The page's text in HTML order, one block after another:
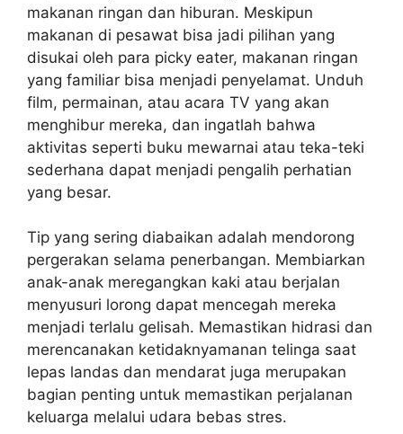
makanan ringan dan hiburan. Meskipun
makanan di pesawat bisa jadi pilihan yang
disukai oleh para picky eater, makanan ringan
yang familiar bisa menjadi penyelamat. Unduh
film, permainan, atau acara TV yang akan
menghibur mereka, dan ingatlah bahwa
aktivitas seperti buku mewarnai atau teka-teki
sederhana dapat menjadi pengalih perhatian
yang besar.
Tip yang sering diabaikan adalah mendorong
pergerakan selama penerbangan. Membiarkan
anak-anak meregangkan kaki atau berjalan
menyusuri lorong dapat mencegah mereka
menjadi terlalu gelisah. Memastikan hidrasi dan
merencanakan ketidaknyamanan telinga saat
lepas landas dan mendarat juga merupakan
bagian penting untuk memastikan perjalanan
keluarga melalui udara bebas stres.